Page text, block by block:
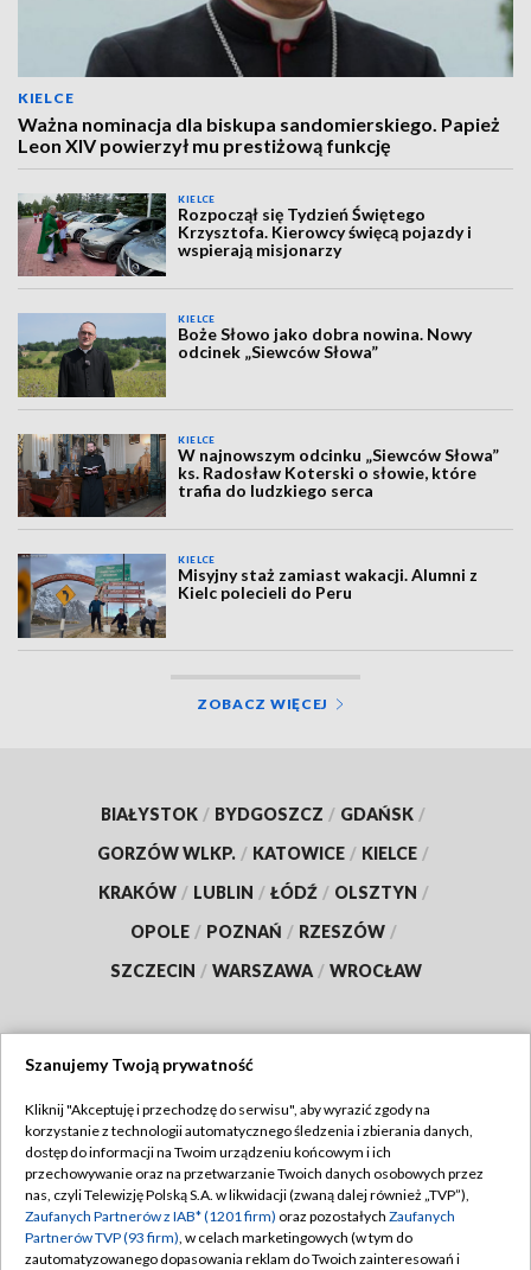
KIELCE
Ważna nominacja dla biskupa sandomierskiego. Papież
Leon XIV powierzył mu prestiżową funkcję
KIELCE
Rozpoczął się Tydzień Świętego
Krzysztofa. Kierowcy święcą pojazdy i
wspierają misjonarzy
KIELCE
Boże Słowo jako dobra nowina. Nowy
odcinek „Siewców Słowa”
KIELCE
W najnowszym odcinku „Siewców Słowa”
ks. Radosław Koterski o słowie, które
trafia do ludzkiego serca
KIELCE
Misyjny staż zamiast wakacji. Alumni z
Kielc polecieli do Peru
ZOBACZ WIĘCEJ
BIAŁYSTOK / BYDGOSZCZ / GDAŃSK /
GORZÓW WLKP. / KATOWICE / KIELCE /
KRAKÓW / LUBLIN / ŁÓDŹ / OLSZTYN /
OPOLE / POZNAŃ / RZESZÓW /
SZCZECIN / WARSZAWA / WROCŁAW
TVP
Abonament TVP
Emisja w TVP
Centrum informacji TVP
Regulamin TVP
Polityka prywatności
Moje zgody
Szanujemy Twoją prywatność
Kliknij "Akceptuję i przechodzę do serwisu", aby wyrazić zgody na
korzystanie z technologii automatycznego śledzenia i zbierania danych,
dostęp do informacji na Twoim urządzeniu końcowym i ich
przechowywanie oraz na przetwarzanie Twoich danych osobowych przez
nas, czyli Telewizję Polską S.A. w likwidacji (zwaną dalej również „TVP”),
Zaufanych Partnerów z IAB* (1201 firm) oraz pozostałych Zaufanych
Partnerów TVP (93 firm), w celach marketingowych (w tym do
zautomatyzowanego dopasowania reklam do Twoich zainteresowań i